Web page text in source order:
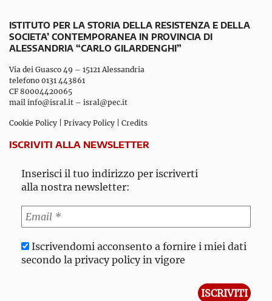
ISTITUTO PER LA STORIA DELLA RESISTENZA E DELLA
SOCIETA’ CONTEMPORANEA IN PROVINCIA DI
ALESSANDRIA “CARLO GILARDENGHI”
Via dei Guasco 49 – 15121 Alessandria
telefono 0131 443861
CF 80004420065
mail info@isral.it – isral@pec.it
Cookie Policy Privacy Policy Credits
ISCRIVITI ALLA NEWSLETTER
Inserisci il tuo indirizzo per iscriverti
alla nostra newsletter:
Iscrivendomi acconsento a fornire i miei dati
secondo la privacy policy in vigore